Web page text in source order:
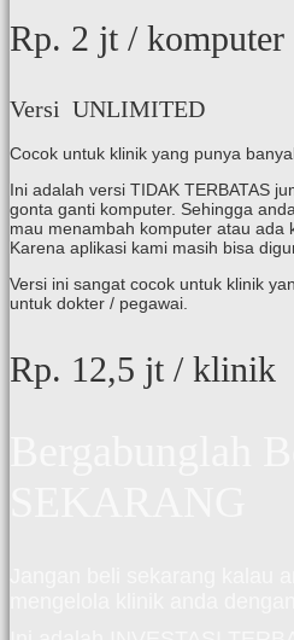
Rp. 2 jt / komputer
Versi UNLIMITED
Cocok untuk klinik yang punya
Ini adalah versi TIDAK TERBATAS
gonta ganti komputer. Sehingga
mau menambah komputer atau ada
Karena aplikasi kami masih bisa
Versi ini sangat cocok untuk klinik
untuk dokter / pegawai.
Rp. 12,5 jt / klinik